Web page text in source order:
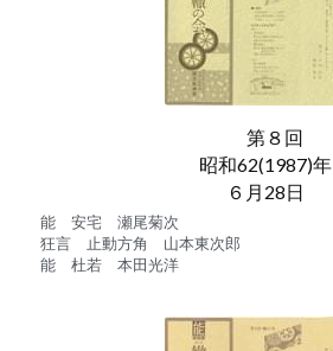
第８回
昭和62(1987)年
６月28日
能　安宅　瀬尾菊次
狂言　止動方角　山本東次郎
能　杜若　本田光洋